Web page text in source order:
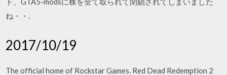
ね・・.
2017/10/19
The official home of Rockstar Games. Red Dead Redemption 2